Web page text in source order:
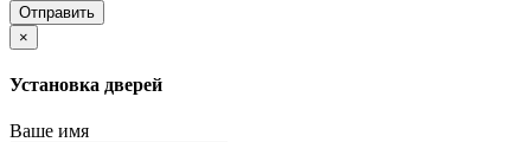
×
Установка дверей
Ваше имя